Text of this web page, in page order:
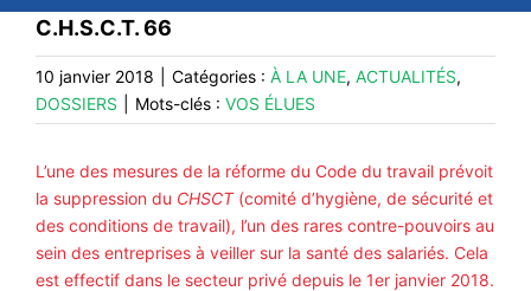
LES UNES
#ACTUALITÉS
LA FSU 66
PUBLICATIONS
CONTACT
#ACTIONS
C.H.S.C.T. 66
10 janvier 2018 Catégories : À LA UNE, ACTUALITÉS,
DOSSIERS
Mots-clés : VOS ÉLUES
L’une des mesures de la réforme du Code du travail prévoit
la suppression du CHSCT(comité d’hygiène, de sécurité et
des conditions de travail), l’un des rares contre-pouvoirs au
sein des entreprises à veiller sur la santé des salariés. Cela
est effectif dans le secteur privé depuis le 1er janvier 2018.